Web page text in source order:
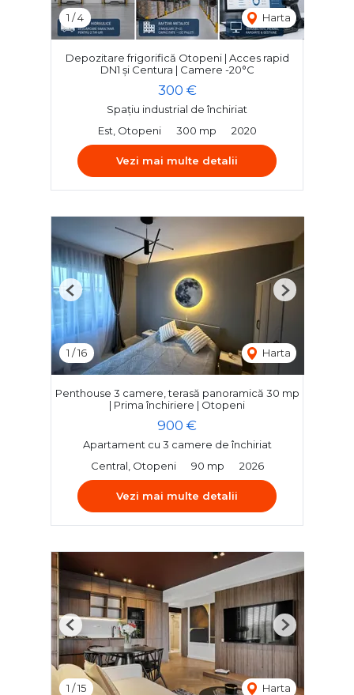
1 /4 Harta
Depozitare frigorifică Otopeni | Acces rapid
DN1 și Centura | Camere -20°C
300 €
Spațiu industrial de închiriat
Est, Otopeni
300 mp 2020
Vezi mai multe detalii
1 /16 Harta
Previous Next
Penthouse 3 camere, terasă panoramică 30 mp
| Prima închiriere | Otopeni
900 €
Apartament cu 3 camere de închiriat
Central, Otopeni
90 mp 2026
Vezi mai multe detalii
1 /15 Harta
Previous Next